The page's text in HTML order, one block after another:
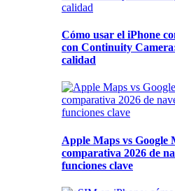
Cómo usar el iPhone
con Continuity
calidad
Apple Maps vs Google
comparativa 2026 de
funciones clave